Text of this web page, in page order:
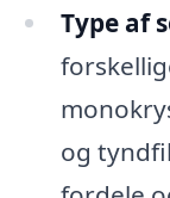
Type af
og